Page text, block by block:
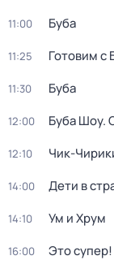
11:00 Буба
11:25 Готовим с
11:30 Буба
12:00 Буба Шоу.
12:10 Чик-
14:00 Дети в
14:10 Ум и Хрум
16:00 Это супер!